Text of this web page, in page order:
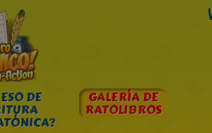
DE GALERÍA DE
RATOLIBROS